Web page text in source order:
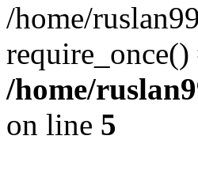
/home/
/home/
on line 5